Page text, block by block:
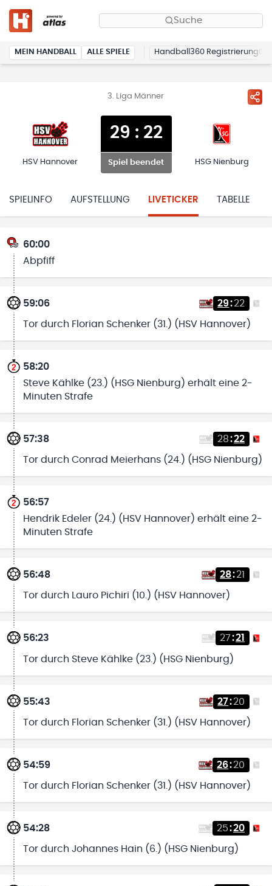
Suche
MEIN HANDBALL ALLE SPIELE Handball360 Registrierung
3. Liga Männer
HSV Hannover
29 : 22
Spiel beendet HSG Nienburg
SPIELINFO AUFSTELLUNG LIVETICKER TABELLE
60:00
Abpfiff
59:06 29:22
Tor durch Florian Schenker (31.) (HSV Hannover)
58:20
Steve Kählke (23.) (HSG Nienburg) erhält eine 2-
Minuten Strafe
57:38 28:22
Tor durch Conrad Meierhans (24.) (HSG Nienburg)
56:57
Hendrik Edeler (24.) (HSV Hannover) erhält eine 2-
Minuten Strafe
56:48 28:21
Tor durch Lauro Pichiri (10.) (HSV Hannover)
56:23 27:21
Tor durch Steve Kählke (23.) (HSG Nienburg)
55:43 27:20
Tor durch Florian Schenker (31.) (HSV Hannover)
54:59 26:20
Tor durch Florian Schenker (31.) (HSV Hannover)
54:28 25:20
Tor durch Johannes Hain (6.) (HSG Nienburg)